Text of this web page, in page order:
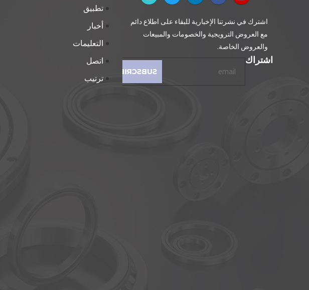
اشترك في نشرتنا الإخبارية للبقاء على اطلاع دائم
مع العروض الترويجية والخصومات والمبيعات
والعروض الخاصة.
اشتراك
تطبيق
أخبار
التعليمات
اتصل
ترتيب